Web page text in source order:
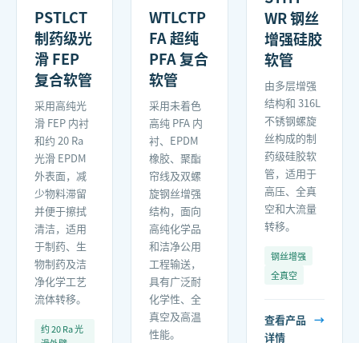
PSTLCT
制药级光
滑 FEP
复合软管
采用高纯光
滑 FEP 内衬
和约 20 Ra
光滑 EPDM
外表面，减
少物料滞留
并便于擦拭
清洁，适用
于制药、生
物制药及洁
净化学工艺
流体转移。
约 20 Ra 光
WTLCTP
FA 超纯
PFA 复合
软管
采用未着色
高纯 PFA 内
衬、EPDM
橡胶、聚酯
帘线及双螺
旋钢丝增强
结构，面向
高纯化学品
和洁净公用
工程输送，
具有广泛耐
化学性、全
真空及高温
性能。
WR 钢丝
增强硅胶
软管
由多层增强
结构和 316L
不锈钢螺旋
丝构成的制
药级硅胶软
管，适用于
高压、全真
空和大流量
转移。
钢丝增强
全真空
查看产品
详情
→